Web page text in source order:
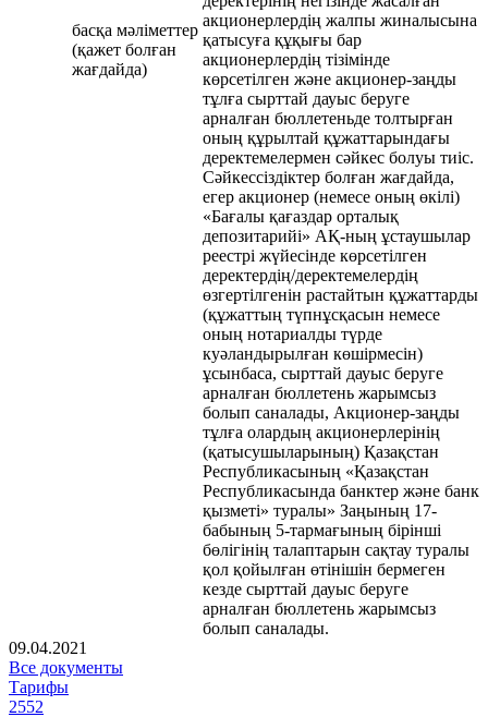
басқа мәліметтер
(қажет болған
жағдайда)
акционерлердің жалпы жиналысына
қатысуға құқығы бар
акционерлердің тізімінде
көрсетілген және акционер-заңды
тұлға сырттай дауыс беруге
арналған бюллетеньде толтырған
оның құрылтай құжаттарындағы
деректемелермен сәйкес болуы тиіс.
Сәйкессіздіктер болған жағдайда,
егер акционер (немесе оның өкілі)
«Бағалы қағаздар орталық
депозитарийі» АҚ-ның ұстаушылар
реестрі жүйесінде көрсетілген
деректердің/деректемелердің
өзгертілгенін растайтын құжаттарды
(құжаттың түпнұсқасын немесе
оның нотариалды түрде
куәландырылған көшірмесін)
ұсынбаса, сырттай дауыс беруге
арналған бюллетень жарымсыз
болып саналады, Акционер-заңды
тұлға олардың акционерлерінің
(қатысушыларының) Қазақстан
Республикасының «Қазақстан
Республикасында банктер және банк
қызметі» туралы» Заңының 17-
бабының 5-тармағының бірінші
бөлігінің талаптарын сақтау туралы
қол қойылған өтінішін бермеген
кезде сырттай дауыс беруге
арналған бюллетень жарымсыз
болып саналады.
09.04.2021
Все документы
Тарифы
2552